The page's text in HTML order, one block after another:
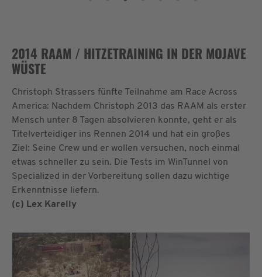
2014 RAAM / HITZETRAINING IN DER MOJAVE
WÜSTE
Christoph Strassers fünfte Teilnahme am Race Across
America: Nachdem Christoph 2013 das RAAM als erster
Mensch unter 8 Tagen absolvieren konnte, geht er als
Titelverteidiger ins Rennen 2014 und hat ein großes
Ziel: Seine Crew und er wollen versuchen, noch einmal
etwas schneller zu sein. Die Tests im WinTunnel von
Specialized in der Vorbereitung sollen dazu wichtige
Erkenntnisse liefern.
(c) Lex Karelly